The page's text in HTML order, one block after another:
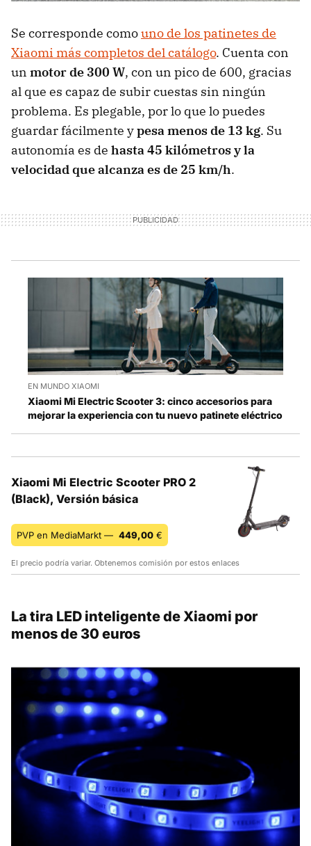
Se corresponde comouno de los patinetes de
Xiaomi más completos del catálogo. Cuenta con
un motor de 300 W, con un pico de 600, gracias
al que es capaz de subir cuestas sin ningún
problema. Es plegable, por lo que lo puedes
guardar fácilmente ypesa menos de 13 kg. Su
autonomía es de hasta 45 kilómetros y la
velocidad que alcanza es de 25 km/h.
EN MUNDO XIAOMI
Xiaomi Mi Electric Scooter 3: cinco accesorios para
mejorar la experiencia con tu nuevo patinete eléctrico
Xiaomi Mi Electric Scooter PRO 2
(Black), Versión básica
PVP en MediaMarkt — 449,00 €
El precio podría variar. Obtenemos comisión por estos enlaces
La tira LED inteligente de Xiaomi por
menos de 30 euros